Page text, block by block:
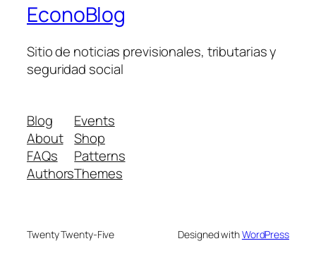
EconoBlog
Sitio de noticias previsionales, tributarias y
seguridad social
Blog
About
FAQs
Authors
Events
Shop
Patterns
Themes
Twenty Twenty-Five Designed withWordPress